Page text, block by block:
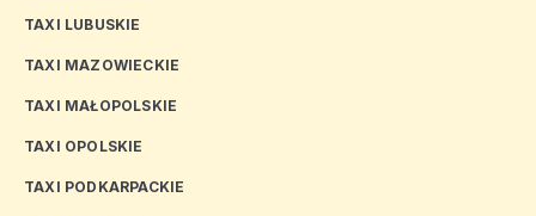
TAXI LUBUSKIE
TAXI MAZOWIECKIE
TAXI MAŁOPOLSKIE
TAXI OPOLSKIE
TAXI PODKARPACKIE